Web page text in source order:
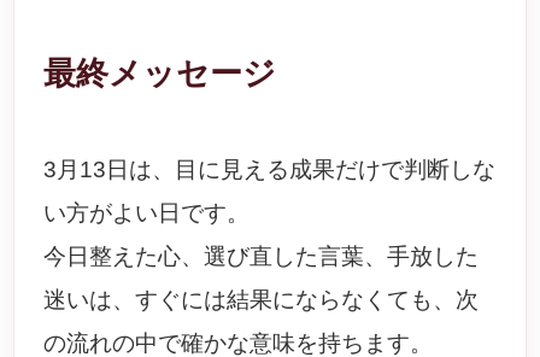
最終メッセージ
3月13日は、目に見える成果だけで判断しな
い方がよい日です。
今日整えた心、選び直した言葉、手放した
迷いは、すぐには結果にならなくても、次
の流れの中で確かな意味を持ちます。